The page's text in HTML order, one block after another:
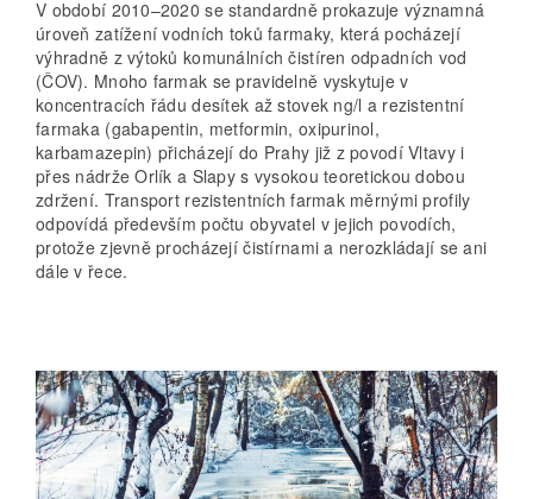
V období 2010–2020 se standardně prokazuje významná
úroveň zatížení vodních toků farmaky, která pocházejí
výhradně z výtoků komunálních čistíren odpadních vod
(ČOV). Mnoho farmak se pravidelně vyskytuje v
koncentracích řádu desítek až stovek ng/l a rezistentní
farmaka (gabapentin, metformin, oxipurinol,
karbamazepin) přicházejí do Prahy již z povodí Vltavy i
přes nádrže Orlík a Slapy s vysokou teoretickou dobou
zdržení. Transport rezistentních farmak měrnými profily
odpovídá především počtu obyvatel v jejich povodích,
protože zjevně procházejí čistírnami a nerozkládají se ani
dále v řece.